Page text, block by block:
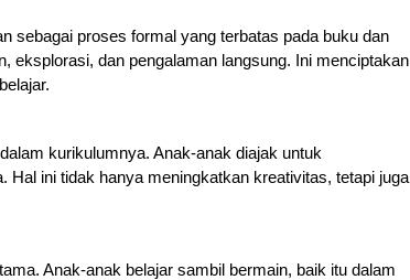
sebagai proses formal yang terbatas pada buku dan
eksplorasi, dan pengalaman langsung. Ini menciptakan
kurikulumnya. Anak-anak diajak untuk
ini tidak hanya meningkatkan kreativitas, tetapi juga
Anak-anak belajar sambil bermain, baik itu dalam